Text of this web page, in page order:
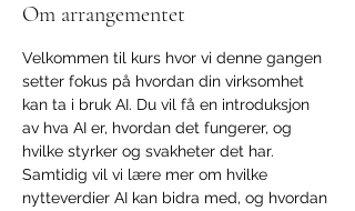
Om arrangementet
Velkommen til kurs hvor vi denne gangen
setter fokus på hvordan din virksomhet
kan ta i bruk AI. Du vil få en introduksjon
av hva AI er, hvordan det fungerer, og
hvilke styrker og svakheter det har.
Samtidig vil vi lære mer om hvilke
nytteverdier AI kan bidra med, og hvordan